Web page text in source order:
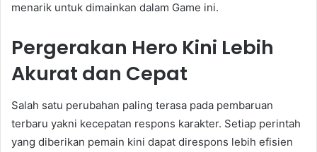
menarik untuk dimainkan dalam Game ini.
Pergerakan Hero Kini Lebih
Akurat dan Cepat
Salah satu perubahan paling terasa pada pembaruan
terbaru yakni kecepatan respons karakter. Setiap perintah
yang diberikan pemain kini dapat direspons lebih efisien